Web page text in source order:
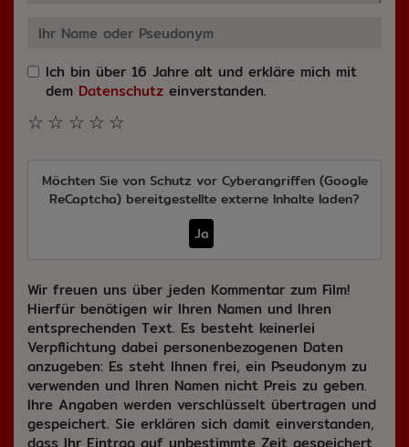
Ich bin über 16 Jahre alt und erkläre mich mit
dem Datenschutz einverstanden.
☆
☆
☆
☆
☆
Möchten Sie von Schutz vor Cyberangriffen (Google
ReCaptcha) bereitgestellte externe Inhalte laden?
Ja
Wir freuen uns über jeden Kommentar zum Film!
Hierfür benötigen wir Ihren Namen und Ihren
entsprechenden Text. Es besteht keinerlei
Verpflichtung dabei personenbezogenen Daten
anzugeben: Es steht Ihnen frei, ein Pseudonym zu
verwenden und Ihren Namen nicht Preis zu geben.
Ihre Angaben werden verschlüsselt übertragen und
gespeichert. Sie erklären sich damit einverstanden,
dass Ihr Eintrag auf unbestimmte Zeit gespeichert